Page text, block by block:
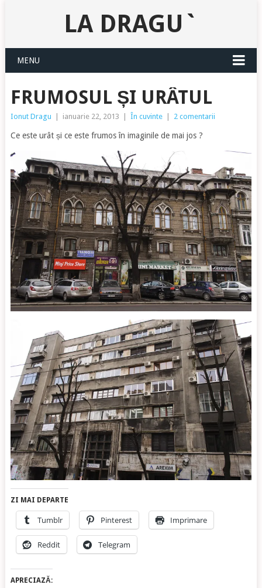
LA DRAGU`
MENU
FRUMOSUL ȘI URÂTUL
Ionut Dragu ianuarie 22, 2013 În cuvinte 2 comentarii
Ce este urât și ce este frumos în imaginile de mai jos ?
ZI MAI DEPARTE
Tumblr Pinterest Imprimare
Reddit Telegram
APRECIAZĂ: